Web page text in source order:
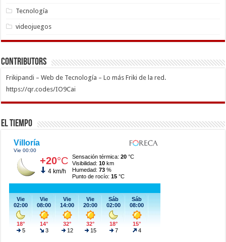
Tecnología
videojuegos
Contributors
Frikipandi – Web de Tecnología – Lo más Friki de la red.
https://qr.codes/IO9Cai
El Tiempo